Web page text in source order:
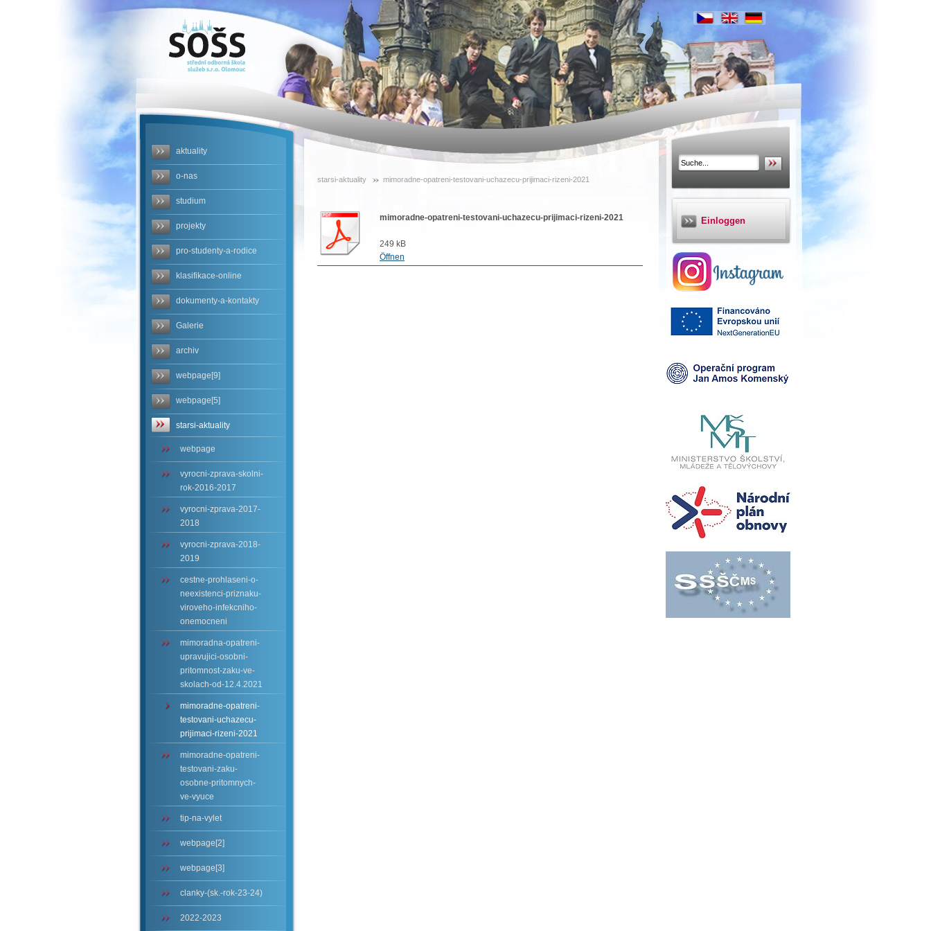
SOŠS -
mimoradne-
testovani-
prijimaci-
rizeni-2021
aktuality
o-nas
studium
projekty
pro-studenty-a-rodice
klasifikace-online
dokumenty-a-kontakty
Galerie
archiv
webpage[9]
webpage[5]
starsi-aktuality
webpage
vyrocni-zprava-skolni-
rok-2016-2017
vyrocni-zprava-2017-
2018
vyrocni-zprava-2018-
2019
cestne-prohlaseni-o-
neexistenci-priznaku-
viroveho-infekcniho-
onemocneni
mimoradna-opatreni-
upravujici-osobni-
pritomnost-zaku-ve-
skolach-od-12.4.2021
mimoradne-opatreni-
testovani-uchazecu-
prijimaci-rizeni-2021
mimoradne-opatreni-
testovani-zaku-
osobne-pritomnych-
ve-vyuce
tip-na-vylet
webpage[2]
webpage[3]
clanky-(sk.-rok-23-24)
2022-2023
starsi-aktuality mimoradne-opatreni-testovani-uchazecu-prijimaci-rizeni-2021
mimoradne-opatreni-testovani-uchazecu-prijimaci-rizeni-2021
249 kB
Öffnen
Einloggen